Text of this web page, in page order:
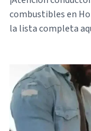
combustibles en
la lista completa